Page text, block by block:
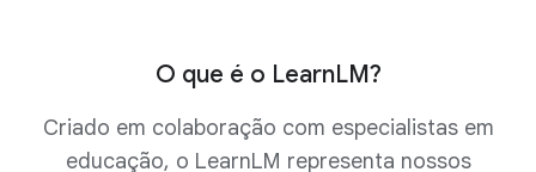
O que é o LearnLM?
Criado em colaboração com especialistas em
educação, o LearnLM representa nossos